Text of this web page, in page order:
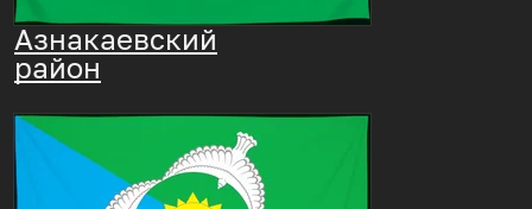
Азнакаевский
район